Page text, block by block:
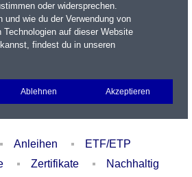
Portfolio Login
Anleihen
ETF/ETP
Zertifikate
Nachhaltig
oder widersprechen.
und wie du der Verwendung von
Technologien auf dieser Website
findest du in unseren
Ablehnen Akzeptieren